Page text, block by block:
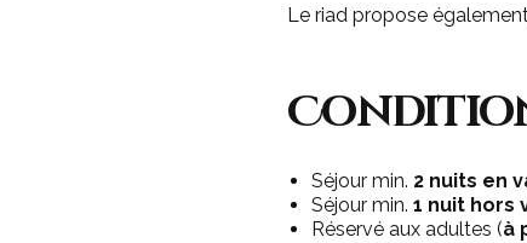
Le riad propose
Séjour min. 2 nuits en
Séjour min. 1 nuit hors
Réservé aux adultes (à